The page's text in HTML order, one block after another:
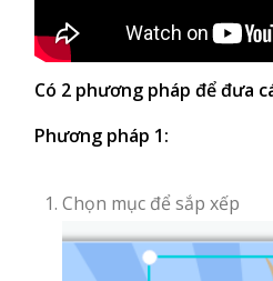
Có 2 phương pháp để đưa
Phương pháp 1:
Chọn mục để sắp xếp